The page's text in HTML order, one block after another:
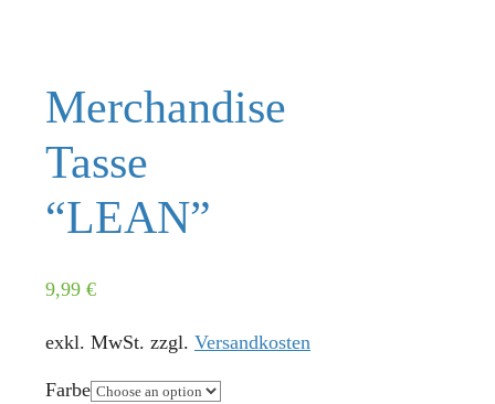
Merchandise
Tasse
“LEAN”
9,99 €
exkl. MwSt. zzgl. Versandkosten
Farbe